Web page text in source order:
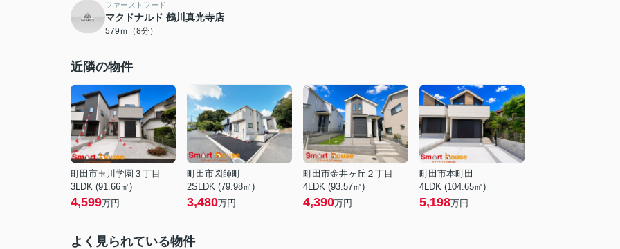
ファーストフード
マクドナルド 鶴川真光寺店
579ｍ（8分）
近隣の物件
町田市玉川学園３丁目
3LDK (91.66㎡)
4,599万円
町田市図師町
2SLDK (79.98㎡)
3,480万円
町田市金井ヶ丘２丁目
4LDK (93.57㎡)
4,390万円
町田市本町田
4LDK (104.65㎡)
5,198万円
よく見られている物件